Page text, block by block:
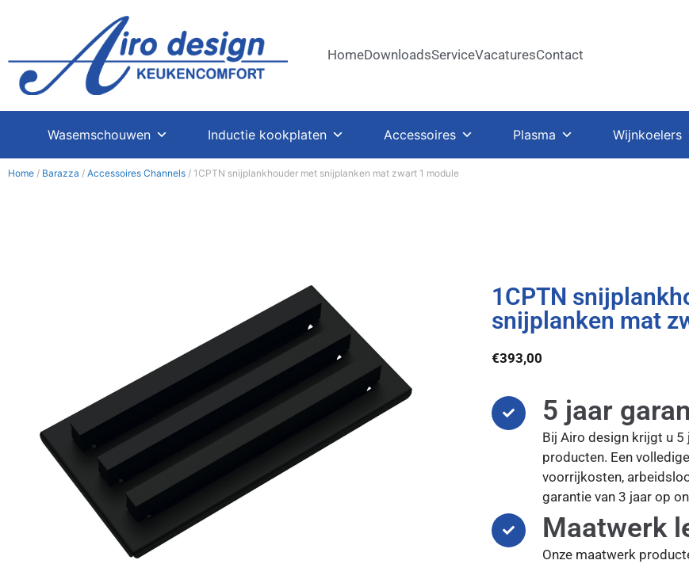
HomeDownloadsServiceVacaturesContact
Wasemschouwen Inductie kookplaten Accessoires Plasma Wijnkoelers
Home / Barazza / Accessoires Channels / 1CPTN snijplankhouder met snijplanken mat zwart 1 module
1CPTN
snijplanken mat
€393,00
5 jaar
Bij Airo design krijgt u 5
producten. Een
voorrijkosten,
garantie van 3 jaar op
Maatwerk
Onze maatwerk